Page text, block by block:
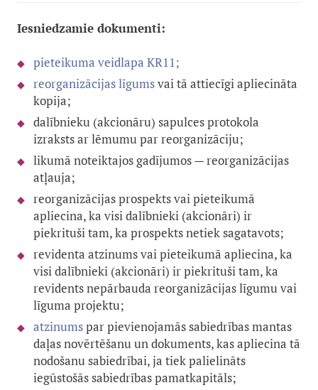
Iesniedzamie dokumenti:
pieteikuma veidlapa KR11;
reorganizācijas līgumsvai tā attiecīgi apliecināta
kopija;
dalībnieku (akcionāru) sapulces protokola
izraksts ar lēmumu par reorganizāciju;
likumā noteiktajos gadījumos — reorganizācijas
atļauja;
reorganizācijas prospekts vai pieteikumā
apliecina, ka visi dalībnieki (akcionāri) ir
piekrituši tam, ka prospekts netiek sagatavots;
revidenta atzinums vai pieteikumā apliecina, ka
visi dalībnieki (akcionāri) ir piekrituši tam, ka
revidents nepārbauda reorganizācijas līgumu vai
līguma projektu;
atzinumspar pievienojamās sabiedrības mantas
daļas novērtēšanu un dokuments, kas apliecina tā
nodošanu sabiedrībai, ja tiek palielināts
iegūstošās sabiedrības pamatkapitāls;